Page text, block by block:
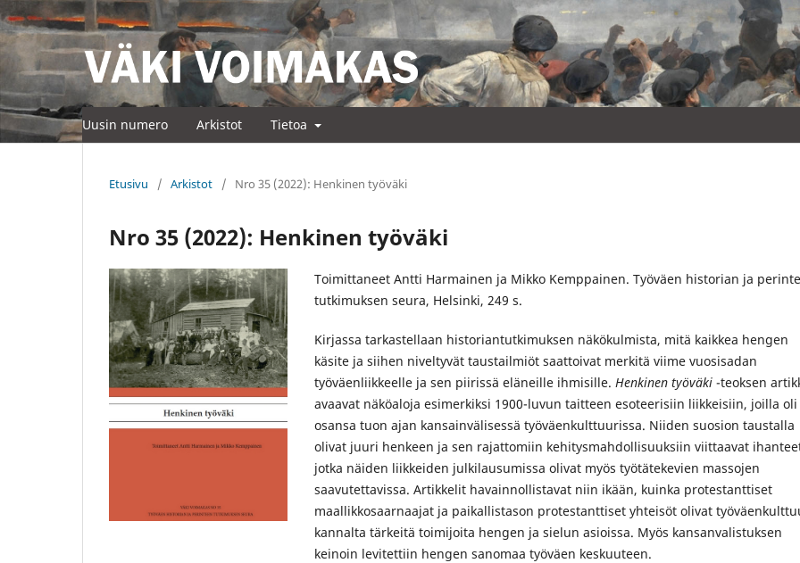
Uusin numero Arkistot Tietoa
Etusivu / Arkistot / Nro 35 (2022): Henkinen työväki
Nro 35 (2022): Henkinen työväki
Toimittaneet Antti Harmainen ja Mikko Kemppainen. Työväen historian ja
tutkimuksen seura, Helsinki, 249 s.
Kirjassa tarkastellaan historiantutkimuksen näkökulmista, mitä kaikkea hengen
käsite ja siihen niveltyvät taustailmiöt saattoivat merkitä viime vuosisadan
työväenliikkeelle ja sen piirissä eläneille ihmisille. Henkinen työväki -teoksen
avaavat näköaloja esimerkiksi 1900-luvun taitteen esoteerisiin liikkeisiin, joilla oli
osansa tuon ajan kansainvälisessä työväenkulttuurissa. Niiden suosion taustalla
olivat juuri henkeen ja sen rajattomiin kehitysmahdollisuuksiin viittaavat
jotka näiden liikkeiden julkilausumissa olivat myös työtätekevien massojen
saavutettavissa. Artikkelit havainnollistavat niin ikään, kuinka protestanttiset
maallikkosaarnaajat ja paikallistason protestanttiset yhteisöt olivat
kannalta tärkeitä toimijoita hengen ja sielun asioissa. Myös kansanvalistuksen
keinoin levitettiin hengen sanomaa työväen keskuuteen.